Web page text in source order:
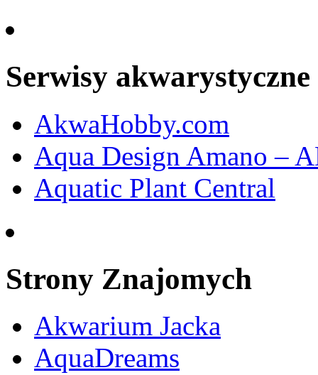
Serwisy akwarystyczne
AkwaHobby.com
Aqua Design Amano –
Aquatic Plant Central
Strony Znajomych
Akwarium Jacka
AquaDreams